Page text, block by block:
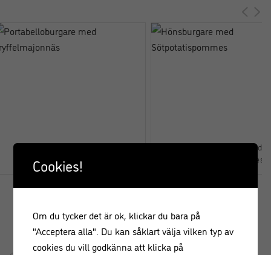
Portabelloburgare med
Tryffelmajonnäs
Hönsburgare med
Sötpotatispommes
VISAR 3 KOMMENTARER
Cookies!
Om du tycker det är ok, klickar du bara på
"Acceptera alla". Du kan såklart välja vilken typ av
cookies du vill godkänna att klicka på